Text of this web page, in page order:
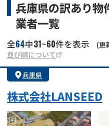
リースバック
土地売却
借地
任意売却
アンケート調査
兵庫県の訳あり物
業者一覧
全64中31~60件を表示
(更
並び順について
兵庫県
株式会社LANSEED